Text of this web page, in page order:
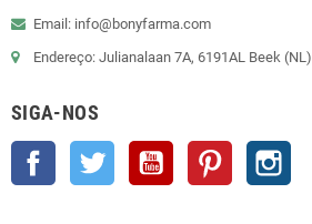
Email: info@bonyfarma.com
Endereço: Julianalaan 7A, 6191AL Beek (NL)
SIGA-NOS
Facebook Twitter YouTube Pinterest